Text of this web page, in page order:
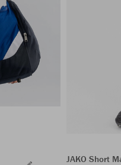
JAKO Short